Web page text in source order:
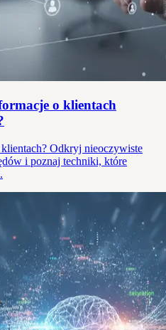
o klientach
Odkryj nieoczywiste
i poznaj techniki, które